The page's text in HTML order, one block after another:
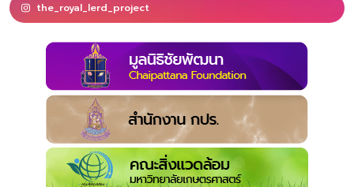
the_royal_lerd_project